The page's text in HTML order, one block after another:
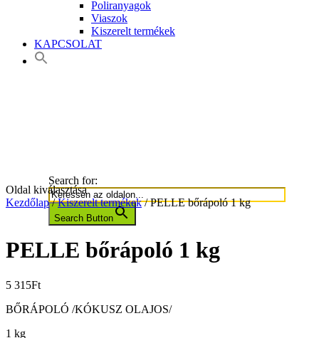
Poliranyagok
Viaszok
Kiszerelt termékek
KAPCSOLAT
Search for:
Search Button
Oldal kiválasztása
Kezdőlap/Kiszerelt termékek/ PELLE bőrápoló 1 kg
PELLE bőrápoló 1 kg
5 315Ft
BŐRÁPOLÓ /KÓKUSZ OLAJOS/
1 kg